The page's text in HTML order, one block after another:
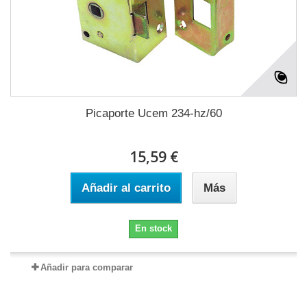
Picaporte Ucem 234-hz/60
15,59 €
Añadir al carrito Más
En stock
Añadir para comparar